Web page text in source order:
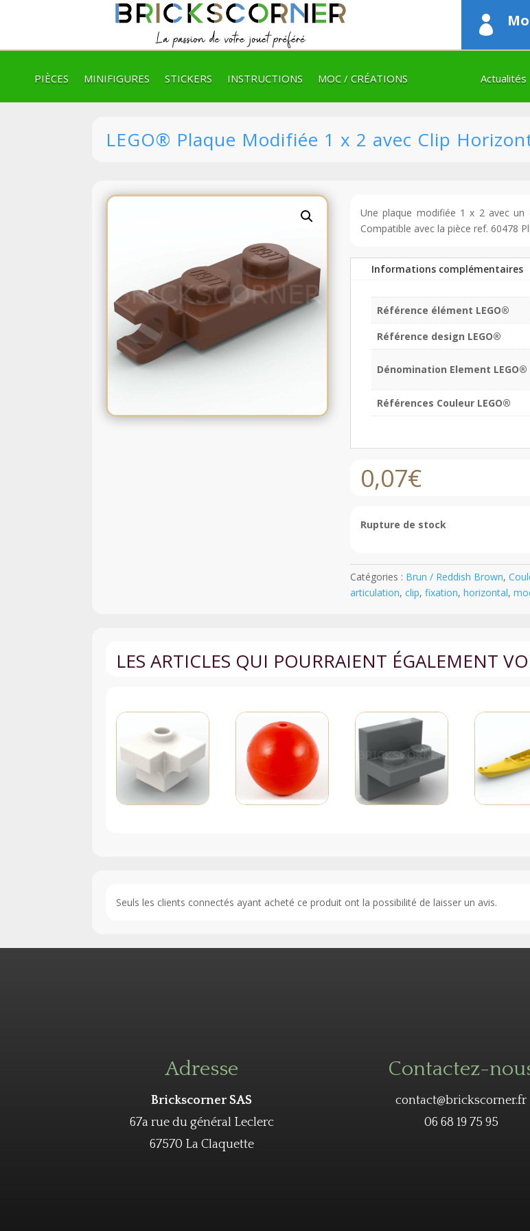

PIÈCES MINIFIGURES STICKERS INSTRUCTIONS MOC / CRÉATIONS Actualités
LEGO® Plaque Modifiée 1 x 2 avec Clip
Une plaque modifiée 1 x 2 avec
Compatible avec la pièce ref. 60478
Informations complémentaires
Référence élément LEGO®
Référence design LEGO®
Dénomination Element LEGO®
Références Couleur LEGO®
0,07€
Rupture de stock
Catégories : Brun / Reddish Brown,
articulation, clip, fixation, horizontal,
LES ARTICLES QUI POURRAIENT ÉGALEMENT
Seuls les clients connectés ayant acheté ce produit ont la possibilité de laisser un avis.
Adresse
Brickscorner SAS
67a rue du général Leclerc
67570 La Claquette
Contactez-
contact@brickscorner.fr
06 68 19 75 95